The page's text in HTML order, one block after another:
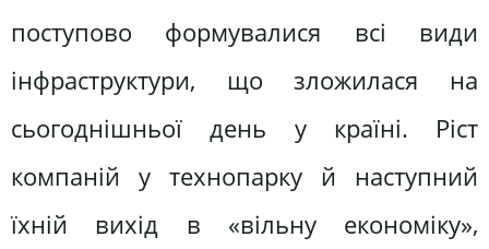
поступово формувалися всі види
інфраструктури, що зложилася на
сьогоднішньої день у країні. Ріст
компаній у технопарку й наступний
їхній вихід в «вільну економіку»,